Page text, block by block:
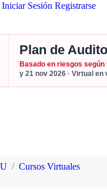
Iniciar Sesión Registrarse
Plan de
Basado en riesgos según
y 21 nov 2026 · Virtual en
Cursos Virtuales